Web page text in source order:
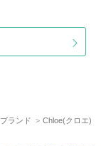
ブランド Chloe(クロエ)